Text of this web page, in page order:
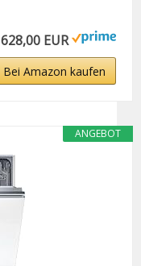
628,00 EUR
Bei Amazon kaufen
ANGEBOT